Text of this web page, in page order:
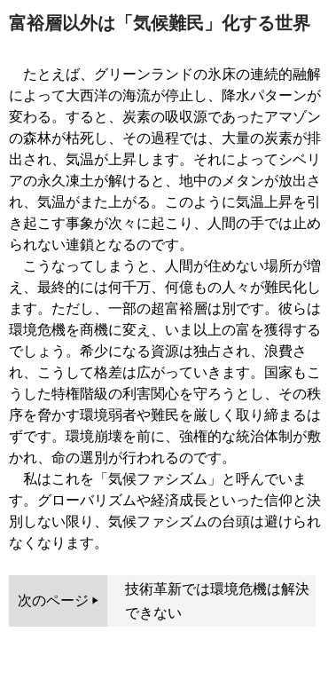
富裕層以外は「気候難民」化する世界
たとえば、グリーンランドの氷床の連続的融解
によって大西洋の海流が停止し、降水パターンが
変わる。すると、炭素の吸収源であったアマゾン
の森林が枯死し、その過程では、大量の炭素が排
出され、気温が上昇します。それによってシベリ
アの永久凍土が解けると、地中のメタンが放出さ
れ、気温がまた上がる。このように気温上昇を引
き起こす事象が次々に起こり、人間の手では止め
られない連鎖となるのです。
こうなってしまうと、人間が住めない場所が増
え、最終的には何千万、何億もの人々が難民化し
ます。ただし、一部の超富裕層は別です。彼らは
環境危機を商機に変え、いま以上の富を獲得する
でしょう。希少になる資源は独占され、浪費さ
れ、こうして格差は広がっていきます。国家もこ
うした特権階級の利害関心を守ろうとし、その秩
序を脅かす環境弱者や難民を厳しく取り締まるは
ずです。環境崩壊を前に、強権的な統治体制が敷
かれ、命の選別が行われるのです。
私はこれを「気候ファシズム」と呼んでいま
す。グローバリズムや経済成長といった信仰と決
別しない限り、気候ファシズムの台頭は避けられ
なくなります。
次のページ
技術革新では環境危機は解決
できない